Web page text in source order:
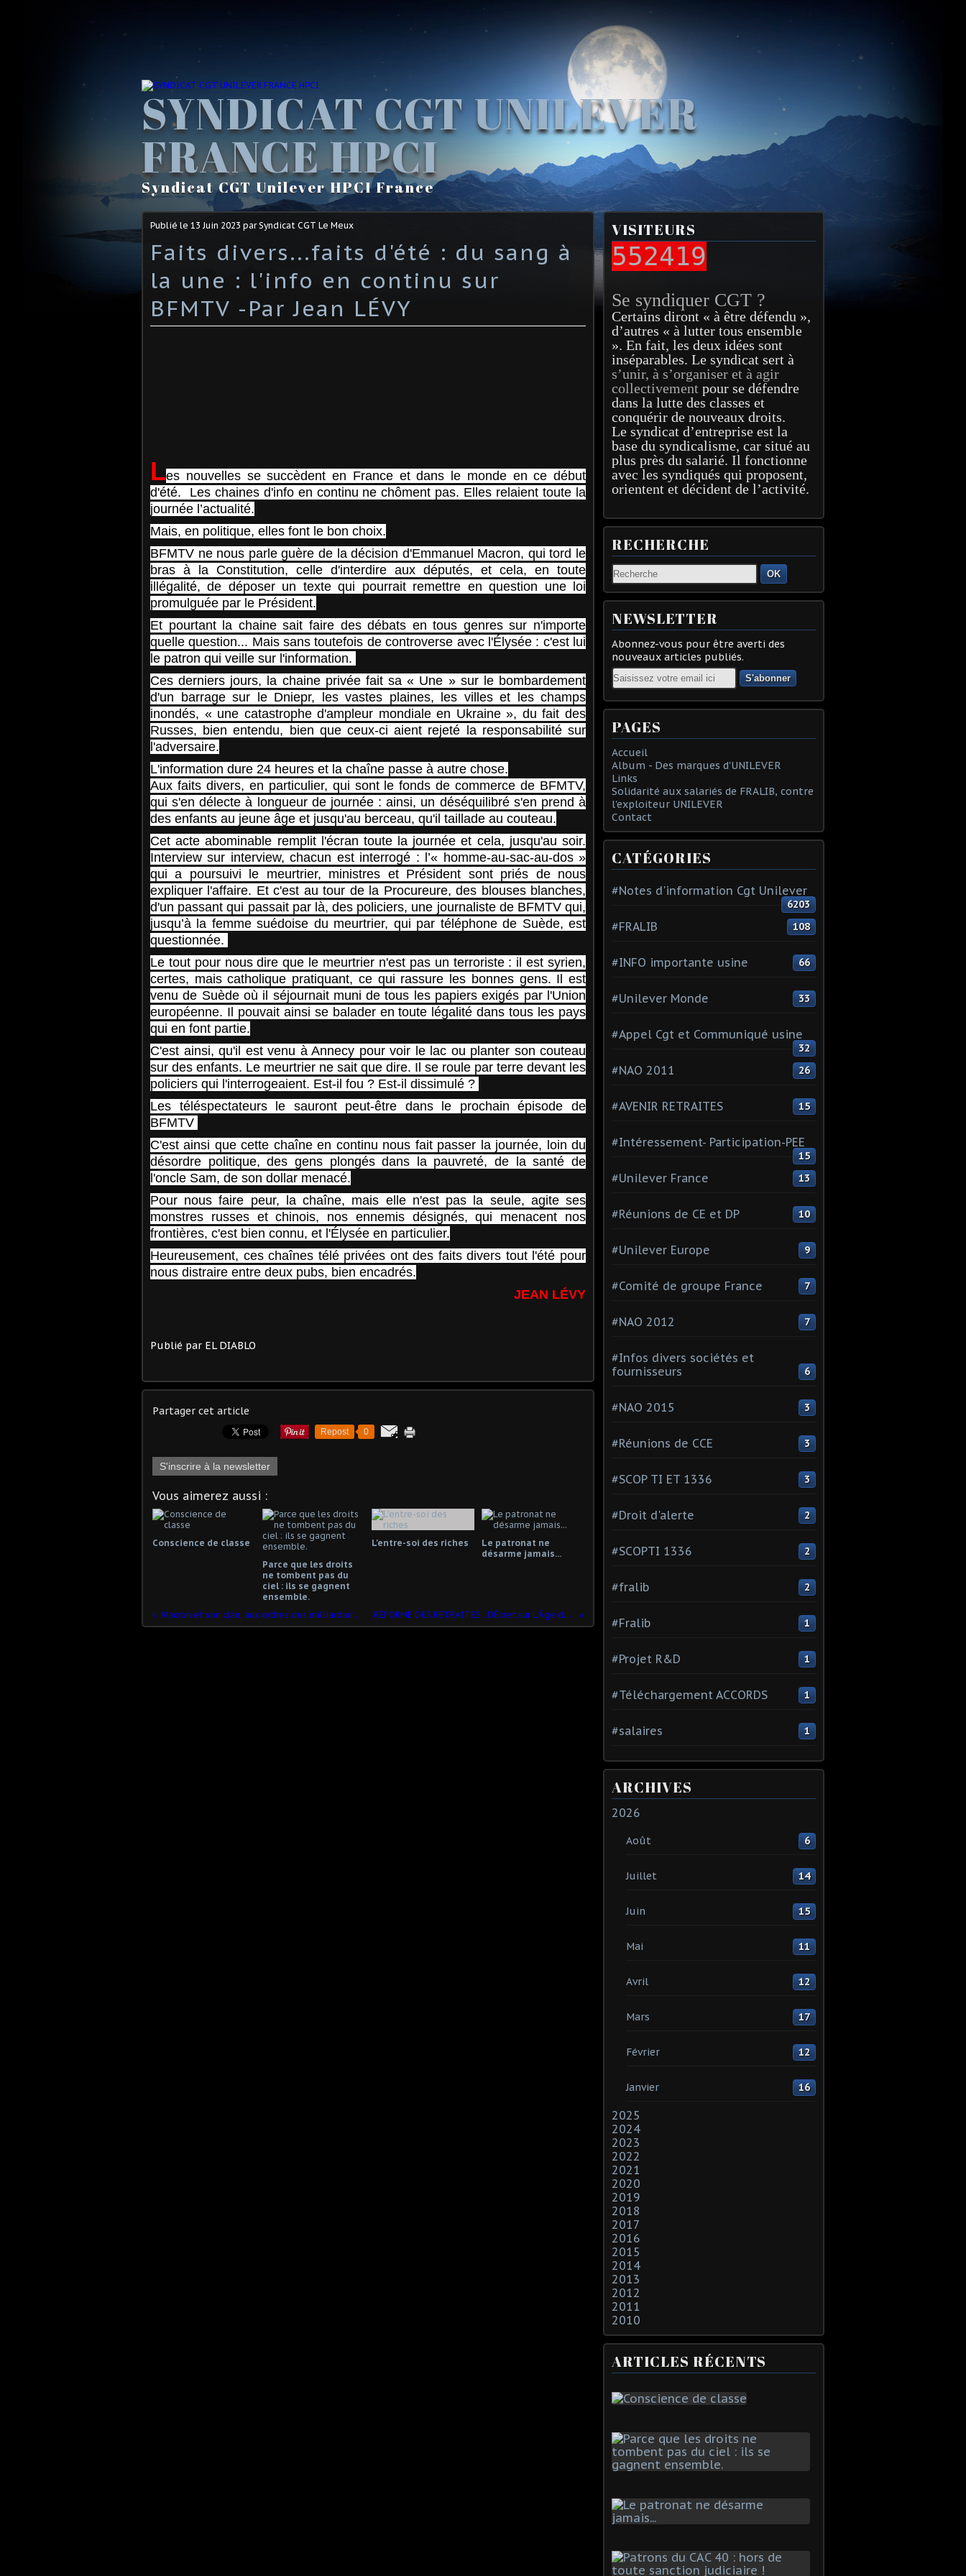
SYNDICAT CGT UNILEVER
FRANCE HPCI
Syndicat CGT Unilever HPCI France
Publié le 13 Juin 2023 par Syndicat CGT Le Meux
Faits divers...faits d'été : du sang à
la une : l'info en continu sur
BFMTV -Par Jean LÉVY
Les nouvelles se succèdent en France et dans le monde en ce début
d'été. Les chaines d'info en continu ne chôment pas. Elles relaient toute la
journée l’actualité.
Mais, en politique, elles font le bon choix.
BFMTV ne nous parle guère de la décision d'Emmanuel Macron, qui tord le
bras à la Constitution, celle d'interdire aux députés, et cela, en toute
illégalité, de déposer un texte qui pourrait remettre en question une loi
promulguée par le Président.
Et pourtant la chaine sait faire des débats en tous genres sur n'importe
quelle question... Mais sans toutefois de controverse avec l'Élysée : c'est lui
le patron qui veille sur l'information.
Ces derniers jours, la chaine privée fait sa « Une » sur le bombardement
d'un barrage sur le Dniepr, les vastes plaines, les villes et les champs
inondés, « une catastrophe d'ampleur mondiale en Ukraine », du fait des
Russes, bien entendu, bien que ceux-ci aient rejeté la responsabilité sur
l'adversaire.
L'information dure 24 heures et la chaîne passe à autre chose.
Aux faits divers, en particulier, qui sont le fonds de commerce de BFMTV,
qui s'en délecte à longueur de journée : ainsi, un déséquilibré s'en prend à
des enfants au jeune âge et jusqu'au berceau, qu'il taillade au couteau.
Cet acte abominable remplit l'écran toute la journée et cela, jusqu'au soir.
Interview sur interview, chacun est interrogé : l’« homme-au-sac-au-dos »
qui a poursuivi le meurtrier, ministres et Président sont priés de nous
expliquer l'affaire. Et c'est au tour de la Procureure, des blouses blanches,
d'un passant qui passait par là, des policiers, une journaliste de BFMTV qui,
jusqu’à la femme suédoise du meurtrier, qui par téléphone de Suède, est
questionnée.
Le tout pour nous dire que le meurtrier n'est pas un terroriste : il est syrien,
certes, mais catholique pratiquant, ce qui rassure les bonnes gens. Il est
venu de Suède où il séjournait muni de tous les papiers exigés par l'Union
européenne. Il pouvait ainsi se balader en toute légalité dans tous les pays
qui en font partie.
C'est ainsi, qu'il est venu à Annecy pour voir le lac ou planter son couteau
sur des enfants. Le meurtrier ne sait que dire. Il se roule par terre devant les
policiers qui l'interrogeaient. Est-il fou ? Est-il dissimulé ?
Les téléspectateurs le sauront peut-être dans le prochain épisode de
BFMTV
C'est ainsi que cette chaîne en continu nous fait passer la journée, loin du
désordre politique, des gens plongés dans la pauvreté, de la santé de
l'oncle Sam, de son dollar menacé.
Pour nous faire peur, la chaîne, mais elle n'est pas la seule, agite ses
monstres russes et chinois, nos ennemis désignés, qui menacent nos
frontières, c'est bien connu, et l'Élysée en particulier.
Heureusement, ces chaînes télé privées ont des faits divers tout l'été pour
nous distraire entre deux pubs, bien encadrés.
JEAN LÉVY
Publié par EL DIABLO
Partager cet article
Repost 0
S'inscrire à la newsletter
Vous aimerez aussi :
Conscience de classe
Parce que les droits
ne tombent pas du
ciel : ils se gagnent
ensemble.
L'entre-soi des riches
Le patronat ne
désarme jamais...
Macron et son clan, aux ordres des milliardaires, veulent un État autoritaire - Par Jean LÉVY RÉFORME DES RETRAITES : DÉcret sur L’Âge de dÉpart et CARRIÈRE LONGUE, DECRYPTAGE.
VISITEURS
552419
Se syndiquer CGT ?
Certains diront « à être défendu »,
d’autres « à lutter tous ensemble
». En fait, les deux idées sont
inséparables. Le syndicat sert à
s’unir, à s’organiser et à agir
collectivement pour se défendre
dans la lutte des classes et
conquérir de nouveaux droits.
Le syndicat d’entreprise est la
base du syndicalisme, car situé au
plus près du salarié. Il fonctionne
avec les syndiqués qui proposent,
orientent et décident de l’activité.
RECHERCHE
OK
NEWSLETTER
Abonnez-vous pour être averti des
nouveaux articles publiés.
Email
PAGES
Accueil
Album - Des marques d'UNILEVER
Links
Solidarité aux salariés de FRALIB, contre
l'exploiteur UNILEVER
Contact
CATÉGORIES
#Notes d'information Cgt Unilever
6203
#FRALIB 108
#INFO importante usine 66
#Unilever Monde 33
#Appel Cgt et Communiqué usine
32
#NAO 2011 26
#AVENIR RETRAITES 15
#Intéressement- Participation-PEE
15
#Unilever France 13
#Réunions de CE et DP 10
#Unilever Europe 9
#Comité de groupe France 7
#NAO 2012 7
#Infos divers sociétés et
fournisseurs
6
#NAO 2015 3
#Réunions de CCE 3
#SCOP TI ET 1336 3
#Droit d'alerte 2
#SCOPTI 1336 2
#fralib 2
#Fralib 1
#Projet R&D 1
#Téléchargement ACCORDS 1
#salaires 1
ARCHIVES
2026
Août 6
Juillet 14
Juin 15
Mai 11
Avril 12
Mars 17
Février 12
Janvier 16
2025
2024
2023
2022
2021
2020
2019
2018
2017
2016
2015
2014
2013
2012
2011
2010
ARTICLES RÉCENTS